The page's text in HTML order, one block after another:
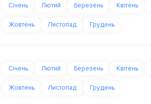
Січень Лютий Березень Квітень
Жовтень Листопад Грудень
Січень Лютий Березень Квітень
Жовтень Листопад Грудень